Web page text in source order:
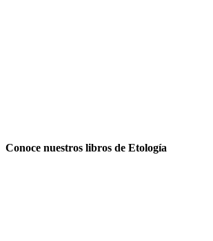
Conoce nuestros libros de Etología